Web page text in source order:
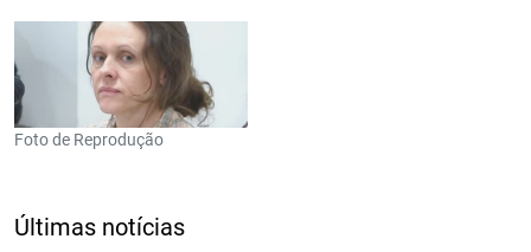
Foto de Reprodução
Últimas notícias